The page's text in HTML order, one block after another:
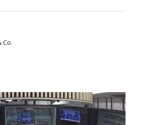
Co.